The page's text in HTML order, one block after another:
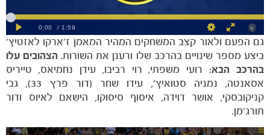
הקבוצות
גם הפעם ולאור קצב המשחקים המהיר המאמן ז'ארקו לאזטיץ'
ביצע מספר שינויים בהרכב שלו ורענן את השורות. הצהובים עלו
בהרכב הבא: רועי משפתי, רוי רביבו, עידן נחמיאס, טייריס
אסאנטה, נמניה סטואיץ’, עידו שחר (דור פרץ 33), גבי
קניקובסקי, אושר דוידה, איסוף סיסוקו, הישאם לאיוס ודור
תורג'מן.